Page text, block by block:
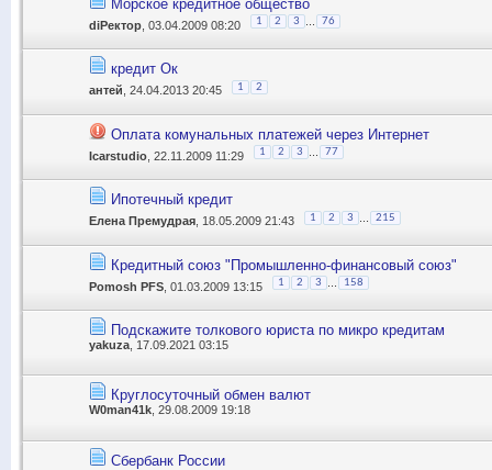
Морское кредитное общество
diРектор , 03.04.2009 08:20 1 2 3 76
кредит Ок
антей , 24.04.2013 20:45 1 2
Оплата комунальных платежей через Интернет
Icarstudio , 22.11.2009 11:29 1 2 3 77
Ипотечный кредит
Елена Премудрая , 18.05.2009 21:43 1 2 3 215
Кредитный союз "Промышленно-финансовый союз"
Pomosh PFS , 01.03.2009 13:15 1 2 3 158
Подскажите толкового юриста по микро кредитам
yakuza , 17.09.2021 03:15
Круглосуточный обмен валют
W0man41k, 29.08.2009 19:18
Сбербанк России